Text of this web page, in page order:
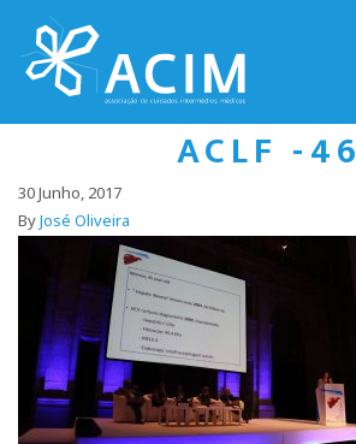
ACLF -46
30 Junho, 2017
ByJosé Oliveira